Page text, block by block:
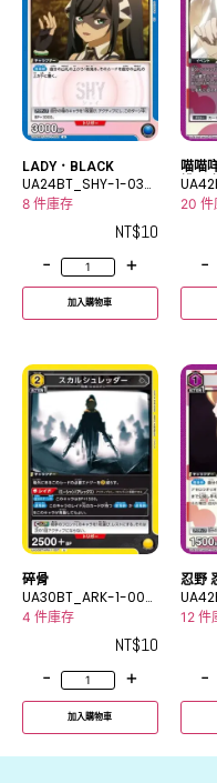
LADY．BLACK
UA24BT_SHY-1-030
U
8 件庫存
NT$10
-
+
加入購物車
喵喵
排列
喵喵
地排
5C
20 件
-
碎骨
UA30BT_ARK-1-007
U
4 件庫存
NT$10
-
+
加入購物車
忍野
5R
12 件
-